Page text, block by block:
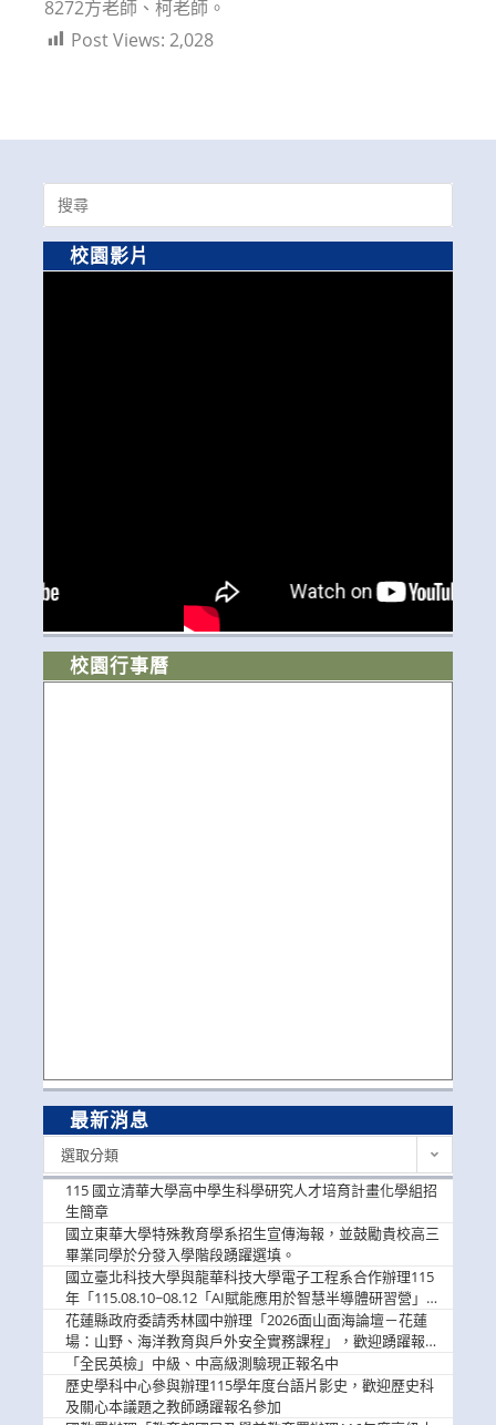
8272方老師、柯老師。
Post Views: 2,028
Search
for:
校園影片
校園行事曆
最新消息
選取分類
115 國立清華大學高中學生科學研究人才培育計畫化學組招
生簡章
國立東華大學特殊教育學系招生宣傳海報，並鼓勵貴校高三
畢業同學於分發入學階段踴躍選填。
國立臺北科技大學與龍華科技大學電子工程系合作辦理115
年「115.08.10~08.12「AI賦能應用於智慧半導體研習營」，
歡迎學生踴躍報名參加
花蓮縣政府委請秀林國中辦理「2026面山面海論壇－花蓮
場：山野、海洋教育與戶外安全實務課程」，歡迎踴躍報名
參加
「全民英檢」中級、中高級測驗現正報名中
歷史學科中心參與辦理115學年度台語片影史，歡迎歷史科
及關心本議題之教師踴躍報名參加